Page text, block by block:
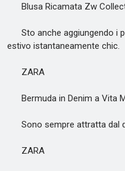
Blusa Ricamata Zw
Sto anche aggiungendo i
estivo istantaneamente chic.
ZARA
Bermuda in Denim a Vita
Sono sempre attratta dal
ZARA